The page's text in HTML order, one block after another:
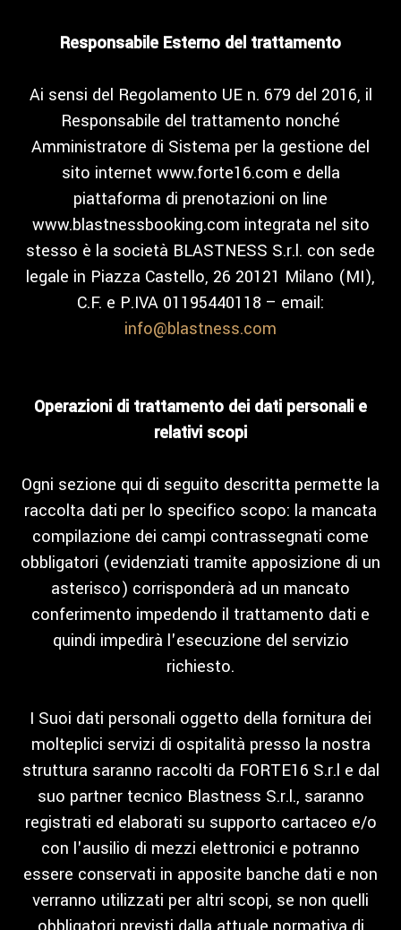
Responsabile Esterno del trattamento
Ai sensi del Regolamento UE n. 679 del 2016, il
Responsabile del trattamento nonché
Amministratore di Sistema per la gestione del
sito internet www.forte16.com e della
piattaforma di prenotazioni on line
www.blastnessbooking.com integrata nel sito
stesso è la società BLASTNESS S.r.l. con sede
legale in Piazza Castello, 26 20121 Milano (MI),
C.F. e P.IVA 01195440118 – email:
info@blastness.com
Operazioni di trattamento dei dati personali e
relativi scopi
Ogni sezione qui di seguito descritta permette la
raccolta dati per lo specifico scopo: la mancata
compilazione dei campi contrassegnati come
obbligatori (evidenziati tramite apposizione di un
asterisco) corrisponderà ad un mancato
conferimento impedendo il trattamento dati e
quindi impedirà l'esecuzione del servizio
richiesto.
I Suoi dati personali oggetto della fornitura dei
molteplici servizi di ospitalità presso la nostra
struttura saranno raccolti da FORTE16 S.r.l e dal
suo partner tecnico Blastness S.r.l., saranno
registrati ed elaborati su supporto cartaceo e/o
con l'ausilio di mezzi elettronici e potranno
essere conservati in apposite banche dati e non
verranno utilizzati per altri scopi, se non quelli